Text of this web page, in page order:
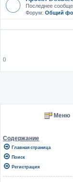
Последнее
Форум: Общий
()
Меню
Содержание
Главная страница
Поиск
Регистрация